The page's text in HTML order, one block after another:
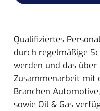
Qualifiziertes
durch regelmäßige
werden und das
Zusammenarbeit mit
Branchen
sowie Oil & Gas